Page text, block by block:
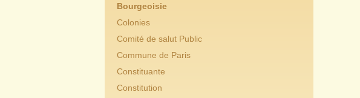
Bourgeoisie
Colonies
Comité de salut Public
Commune de Paris
Constituante
Constitution